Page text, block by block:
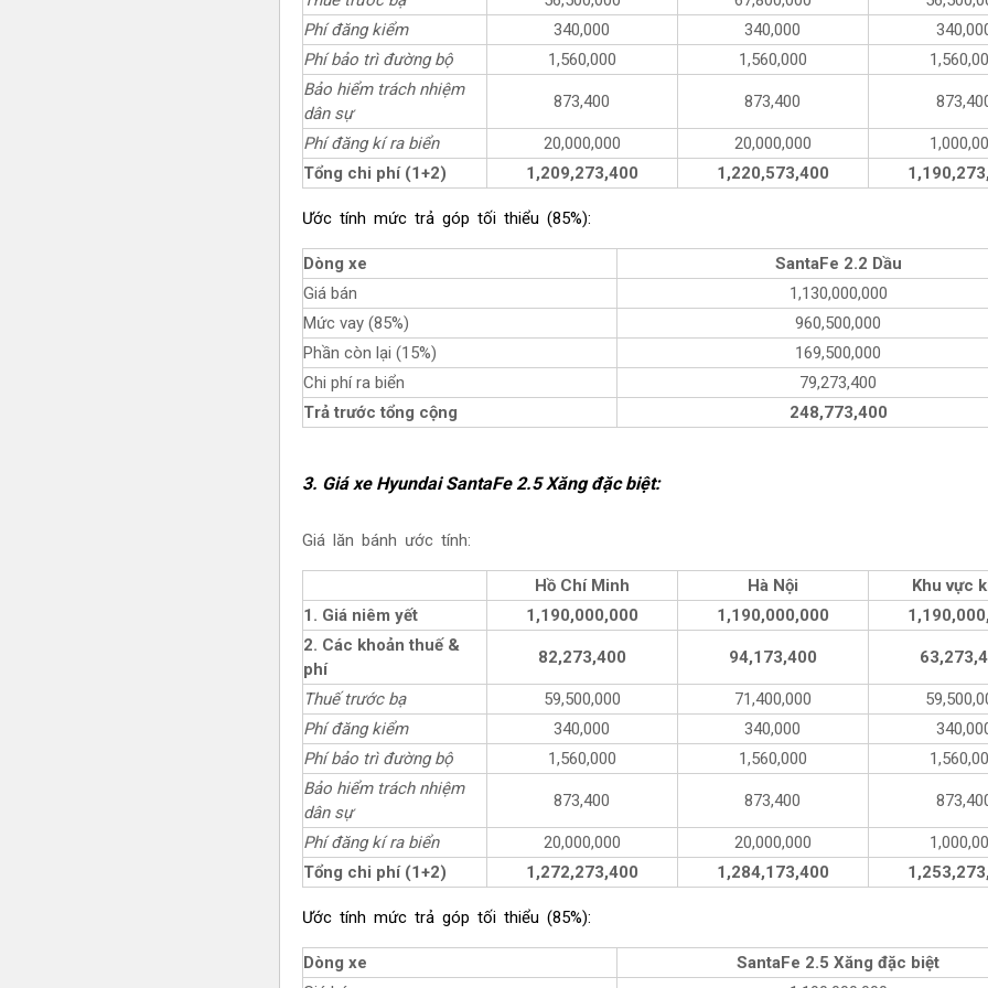
Phí đăng kiểm
340,000 340,000
Phí bảo trì đường bộ
1,560,000 1,560,000
Bảo hiểm trách nhiệm
dân sự
873,400 873,400
Phí đăng kí ra biển 20,000,000 20,000,000
Tổng chi phí (1+2)
1,209,273,400 1,220,573,400
Ước tính mức trả góp tối thiểu (85%):
Dòng xe
SantaFe 2.2 Dầu
Giá bán
1,130,000,000
Mức vay (85%)
960,500,000
Phần còn lại (15%)
169,500,000
Chi phí ra biển
79,273,400
Trả trước tổng cộng
248,773,400
3. Giá xe HyundaiSantaFe 2.5 Xăng đặc biệt:
Giá lăn bánh ước tính:
Hồ Chí Minh Hà Nội
Khu vực
1. Giá niêm yết
1,190,000,000 1,190,000,000
2. Các khoản thuế &
phí
82,273,400 94,173,400
Thuế trước bạ 59,500,000 71,400,000
Phí đăng kiểm
340,000 340,000
Phí bảo trì đường bộ
1,560,000 1,560,000
Bảo hiểm trách nhiệm
dân sự
873,400 873,400
Phí đăng kí ra biển 20,000,000 20,000,000
Tổng chi phí (1+2)
1,272,273,400 1,284,173,400
Ước tính mức trả góp tối thiểu (85%):
Dòng xe
SantaFe 2.5 Xăng đặc biệt